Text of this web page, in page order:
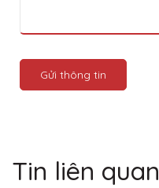
Gửi thông tin
Tin liên quan